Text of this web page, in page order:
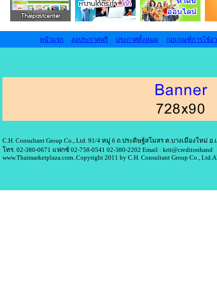
หน้าแรก ลงประกาศฟรี ประกาศทั้งหมด กฏเกณฑ์การใช้ง
C.H. Consultant Group Co., Ltd. 91/4 หมู่ 6 ถ.ประดิษฐ์สโมสร ต.บางเมืองใหม่ อ
โทร. 02-380-0671 แฟกซ์ 02-758-0541 02-380-2202 Email : krit@creditonhand
www.Thaimarketplaza.com..Copyright 2011 by C.H. Consultant Group Co.,